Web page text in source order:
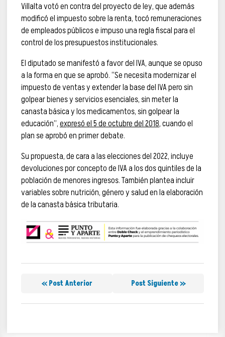
Villalta votó en contra del proyecto de ley, que además
modificó el impuesto sobre la renta, tocó remuneraciones
de empleados públicos e impuso una regla fiscal para el
control de los presupuestos institucionales.
El diputado se manifestó a favor del IVA, aunque se opuso
a la forma en que se aprobó. “Se necesita modernizar el
impuesto de ventas y extender la base del IVA pero sin
golpear bienes y servicios esenciales, sin meter la
canasta básica y los medicamentos, sin golpear la
educación”,expresó el 5 de octubre del 2018, cuando el
plan se aprobó en primer debate.
Su propuesta, de cara a las elecciones del 2022, incluye
devoluciones por concepto de IVA a los dos quintiles de la
población de menores ingresos. También plantea incluir
variables sobre nutrición, género y salud en la elaboración
de la canasta básica tributaria.
« Post Anterior Post Siguiente »